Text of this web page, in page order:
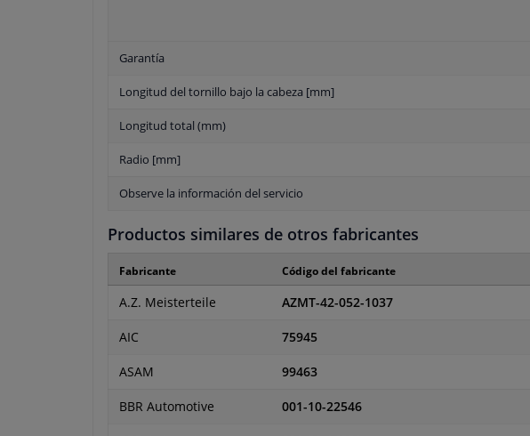
Garantía
Longitud del tornillo bajo la cabeza [mm]
Longitud total (mm)
Radio [mm]
Observe la información del servicio
Productos similares de otros fabricantes
Fabricante Código del fabricante
A.Z. Meisterteile AZMT-42-052-1037
AIC 75945
ASAM 99463
BBR Automotive 001-10-22546